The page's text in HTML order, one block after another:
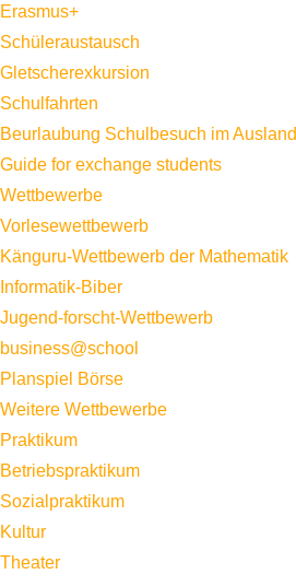
Erasmus+
Schüleraustausch
Gletscherexkursion
Schulfahrten
Beurlaubung Schulbesuch im Ausland
Guide for exchange students
Wettbewerbe
Vorlesewettbewerb
Känguru-Wettbewerb der Mathematik
Informatik-Biber
Jugend-forscht-Wettbewerb
business@school
Planspiel Börse
Weitere Wettbewerbe
Praktikum
Betriebspraktikum
Sozialpraktikum
Kultur
Theater